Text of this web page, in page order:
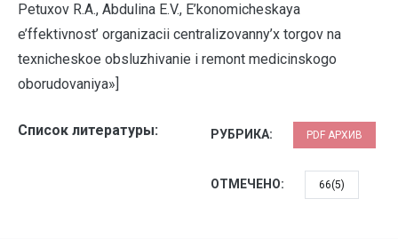
Petuxov R.A., Abdulina E.V., E’konomicheskaya
e’ffektivnost’ organizacii centralizovanny’x torgov na
texnicheskoe obsluzhivanie i remont medicinskogo
oborudovaniya»]
Список литературы: РУБРИКА: PDF АРХИВ
ОТМЕЧЕНО: 66(5)